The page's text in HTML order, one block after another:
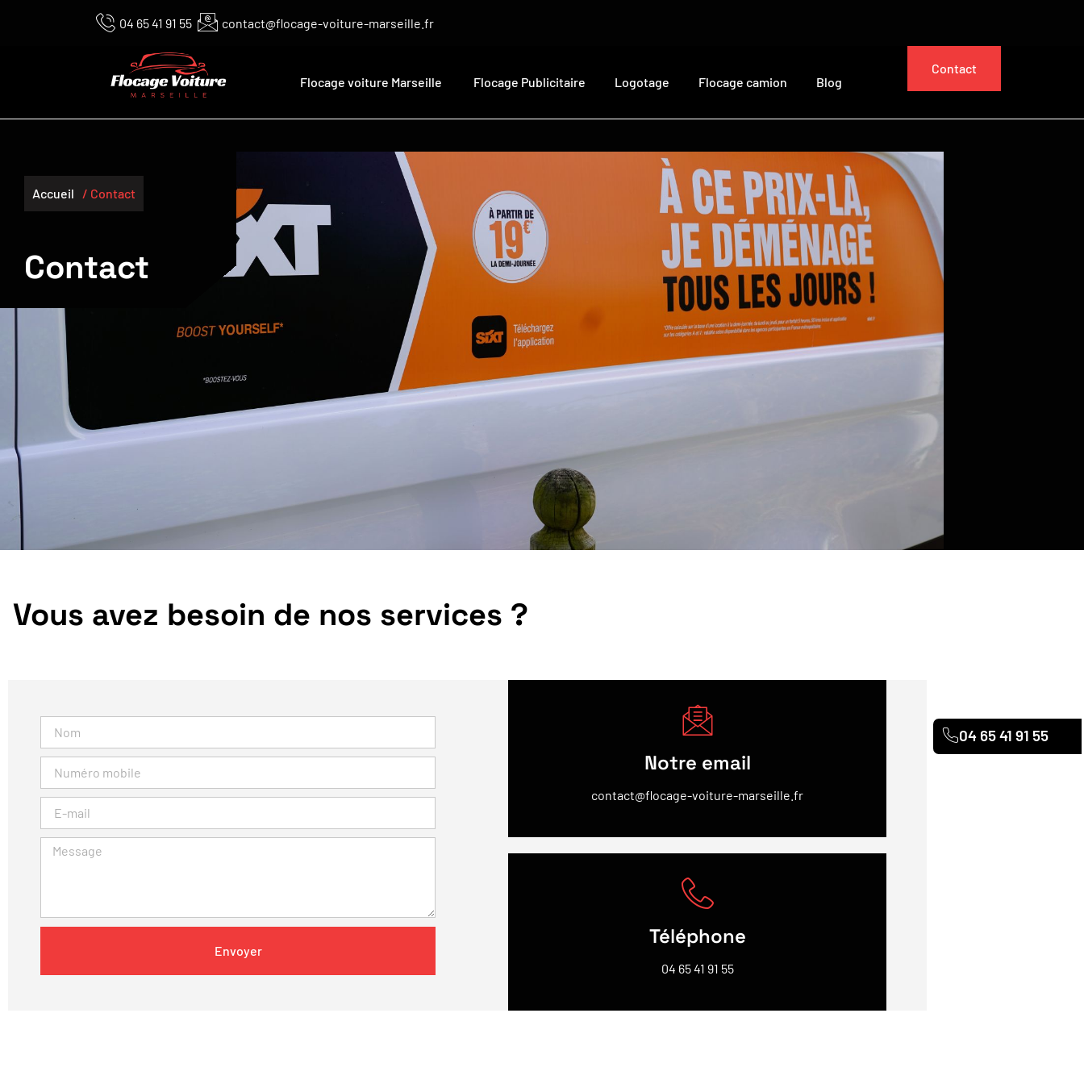
04 65 41 91 55 contact@flocage-voiture-marseille.fr
Flocage voiture Marseille Flocage Publicitaire Logotage Flocage camion Blog
Contact
Accueil / Contact
Contact
Vous avez besoin de nos services ?
Envoyer
Notre email
contact@flocage-voiture-marseille.fr
Téléphone
04 65 41 91 55
04 65 41 91 55